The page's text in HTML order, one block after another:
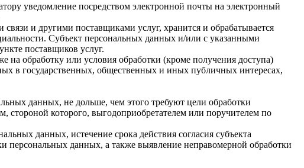
уведомление посредством электронной почты на электронный
и другими поставщиками услуг, хранится и обрабатывается
Субъект персональных данных и/или с указанными
поставщиков услуг.
на обработку или условия обработки (кроме получения доступа)
в государственных, общественных и иных публичных интересах,
данных, не дольше, чем этого требуют цели обработки
стороной которого, выгодоприобретателем или поручителем по
данных, истечение срока действия согласия субъекта
персональных данных, а также выявление неправомерной обработки